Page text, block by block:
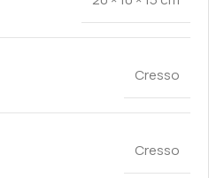
Cresso
Cresso